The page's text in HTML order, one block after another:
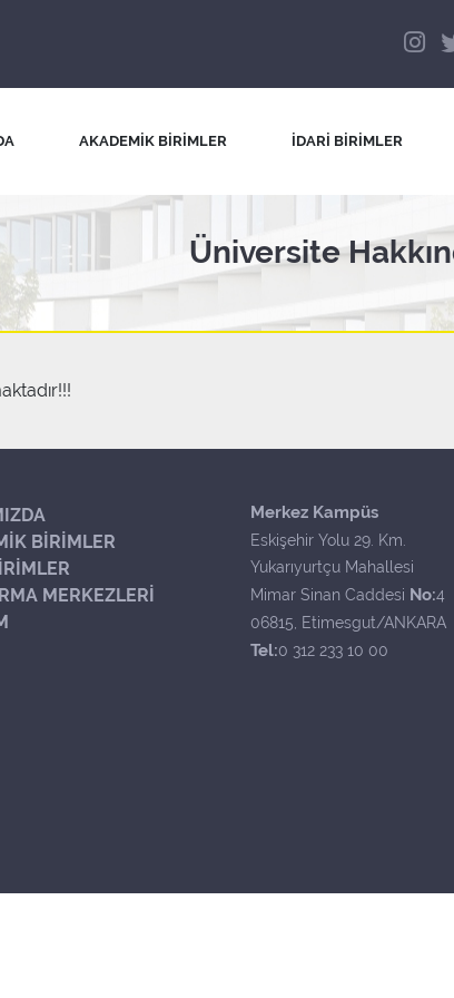
AKADEMİK BİRİMLER İDARİ BİRİMLER
Üniversite
BİRİMLER
MERKEZLERİ
Merkez Kampüs
Eskişehir Yolu 29. Km.
Yukarıyurtçu Mahallesi
Mimar Sinan Caddesi No:4
06815, Etimesgut/ANKARA
Tel:0 312 233 10 00